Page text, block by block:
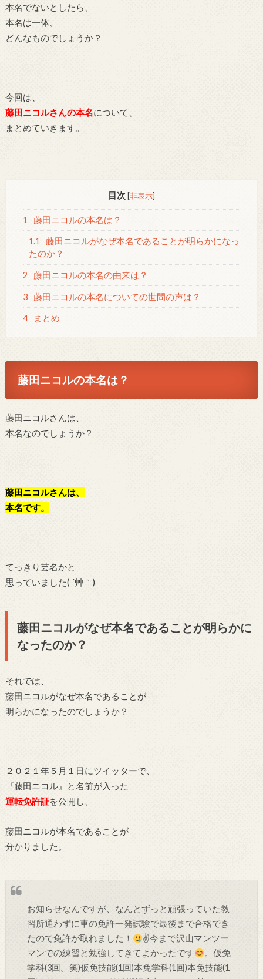
本名でないとしたら、
本名は一体、
どんなものでしょうか？
今回は、
藤田ニコルさんの本名について、
まとめていきます。
目次 [非表示]
1 藤田ニコルの本名は？
1.1
藤田ニコルがなぜ本名であることが明らかになっ
たのか？
2 藤田ニコルの本名の由来は？
3 藤田ニコルの本名についての世間の声は？
4 まとめ
藤田ニコルの本名は？
藤田ニコルさんは、
本名なのでしょうか？
藤田ニコルさんは、
本名です。
てっきり芸名かと
思っていました( ´艸｀)
藤田ニコルがなぜ本名であることが明らかに
なったのか？
それでは、
藤田ニコルがなぜ本名であることが
明らかになったのでしょうか？
２０２１年５月１日にツイッターで、
『藤田ニコル』と名前が入った
運転免許証を公開し、
藤田ニコルが本名であることが
分かりました。
お知らせなんですが、なんとずっと頑張っていた教
習所通わずに車の免許一発試験で最後まで合格でき
たので免許が取れました！
✌今まで沢山マンツー
マンでの練習と勉強してきてよかったです
。仮免
学科(3回。笑)仮免技能(1回)本免学科(1回)本免技能(1